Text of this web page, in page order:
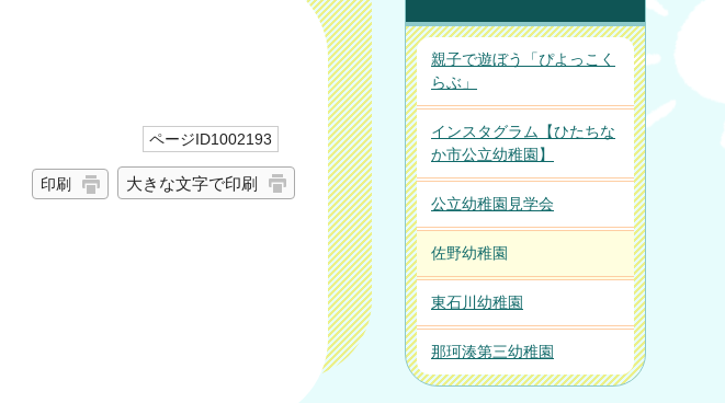
ページID1002193
印刷 大きな文字で印刷
親子で遊ぼう「ぴよっこく
らぶ」
インスタグラム【ひたちな
か市公立幼稚園】
公立幼稚園見学会
佐野幼稚園
東石川幼稚園
那珂湊第三幼稚園